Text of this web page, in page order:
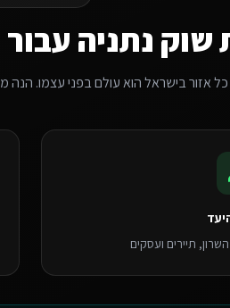
שוק נתניה עבור
כל אזור בישראל הוא עולם בפני עצמו.
תיירים ועסקים